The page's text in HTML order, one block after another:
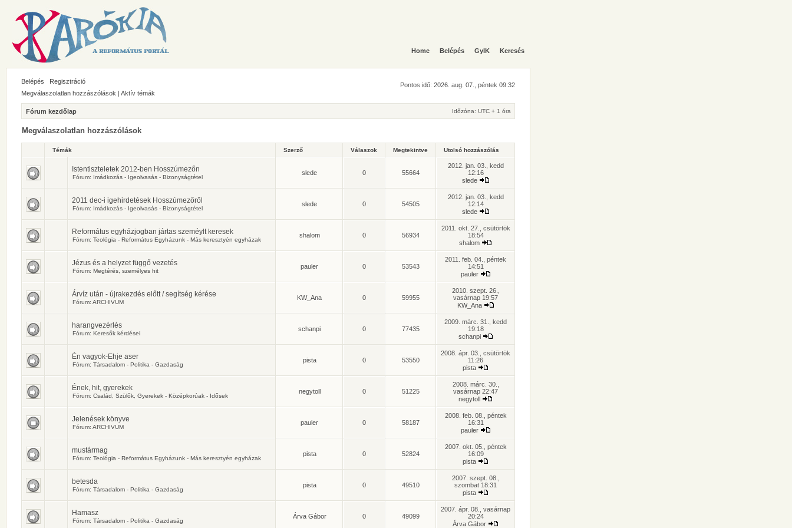
Home Belépés GyIK Keresés
Belépés Regisztráció
Pontos idő: 2026. aug. 07., péntek 09:32
Megválaszolatlan hozzászólások | Aktív témák
Fórum kezdőlap Időzóna: UTC + 1 óra
Megválaszolatlan hozzászólások
Témák Szerző Válaszok Megtekintve Utolsó hozzászólás
Istentiszteletek 2012-ben Hosszúmezőn
Fórum: Imádkozás - Igeolvasás - Bizonyságtétel
slede 0 55664
2012. jan. 03., kedd
12:16
slede
2011 dec-i igehirdetések Hosszúmezőről
Fórum: Imádkozás - Igeolvasás - Bizonyságtétel
slede 0 54505
2012. jan. 03., kedd
12:14
slede
Református egyházjogban jártas szeméylt keresek
Fórum: Teológia - Református Egyházunk - Más keresztyén egyházak
shalom 0 56934
2011. okt. 27., csütörtök
18:54
shalom
Jézus és a helyzet függő vezetés
Fórum: Megtérés, személyes hit
pauler 0 53543
2011. feb. 04., péntek
14:51
pauler
Árvíz után - újrakezdés előtt / segítség kérése
Fórum: ARCHIVUM
KW_Ana 0 59955
2010. szept. 26.,
vasárnap 19:57
KW_Ana
harangvezérlés
Fórum: Keresők kérdései
schanpi 0 77435
2009. márc. 31., kedd
19:18
schanpi
Én vagyok-Ehje aser
Fórum: Társadalom - Politika - Gazdaság
pista 0 53550
2008. ápr. 03., csütörtök
11:26
pista
Ének, hit, gyerekek
Fórum: Család, Szülők, Gyerekek - Középkorúak - Idősek
negytoll 0 51225
2008. márc. 30.,
vasárnap 22:47
negytoll
Jelenések könyve
Fórum: ARCHIVUM
pauler 0 58187
2008. feb. 08., péntek
16:31
pauler
mustármag
Fórum: Teológia - Református Egyházunk - Más keresztyén egyházak
pista 0 52824
2007. okt. 05., péntek
16:09
pista
betesda
Fórum: Társadalom - Politika - Gazdaság
pista 0 49510
2007. szept. 08.,
szombat 18:31
pista
Hamasz
Fórum: Társadalom - Politika - Gazdaság
Árva Gábor 0 49099
2007. ápr. 08., vasárnap
20:24
Árva Gábor